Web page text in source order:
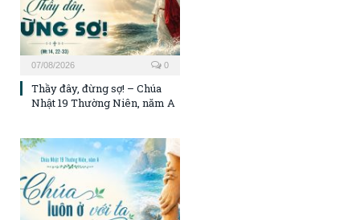
07/08/2026 0
Thầy đây, đừng sợ! – Chúa
Nhật 19 Thường Niên, năm A